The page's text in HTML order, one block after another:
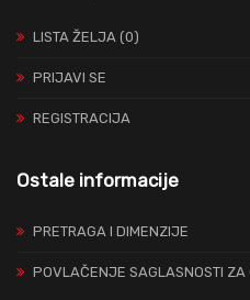
LISTA ŽELJA (0)
PRIJAVI SE
REGISTRACIJA
Ostale informacije
PRETRAGA I DIMENZIJE
POVLAČENJE SAGLASNOSTI ZA